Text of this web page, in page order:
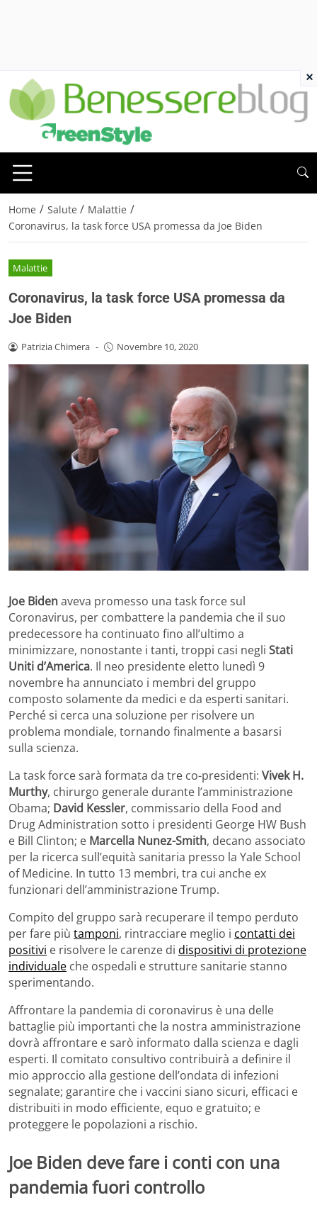
Home / Salute / Malattie /
Coronavirus, la task force USA promessa da Joe Biden
Malattie
Coronavirus, la task force USA promessa da
Joe Biden
Patrizia Chimera - Novembre 10, 2020
Joe Bidenaveva promesso una task force sul
Coronavirus, per combattere la pandemia che il suo
predecessore ha continuato fino all’ultimo a
minimizzare, nonostante i tanti, troppi casi negli Stati
Uniti d’America. Il neo presidente eletto lunedì 9
novembre ha annunciato i membri del gruppo
composto solamente da medici e da esperti sanitari.
Perché si cerca una soluzione per risolvere un
problema mondiale, tornando finalmente a basarsi
sulla scienza.
La task force sarà formata da tre co-presidenti: Vivek H.
Murthy, chirurgo generale durante l’amministrazione
Obama; David Kessler, commissario della Food and
Drug Administration sotto i presidenti George HW Bush
e Bill Clinton; e Marcella Nunez-Smith, decano associato
per la ricerca sull’equità sanitaria presso la Yale School
of Medicine. In tutto 13 membri, tra cui anche ex
funzionari dell’amministrazione Trump.
Compito del gruppo sarà recuperare il tempo perduto
per fare più tamponi, rintracciare meglio i contatti dei
positivi e risolvere le carenze di dispositivi di protezione
individuale che ospedali e strutture sanitarie stanno
sperimentando.
Affrontare la pandemia di coronavirus è una delle
battaglie più importanti che la nostra amministrazione
dovrà affrontare e sarò informato dalla scienza e dagli
esperti. Il comitato consultivo contribuirà a definire il
mio approccio alla gestione dell’ondata di infezioni
segnalate; garantire che i vaccini siano sicuri, efficaci e
distribuiti in modo efficiente, equo e gratuito; e
proteggere le popolazioni a rischio.
Joe Biden deve fare i conti con una
pandemia fuori controllo
×